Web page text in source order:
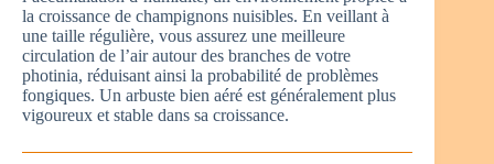
la croissance de champignons nuisibles. En veillant à
une taille régulière, vous assurez une meilleure
circulation de l’air autour des branches de votre
photinia, réduisant ainsi la probabilité de problèmes
fongiques. Un arbuste bien aéré est généralement plus
vigoureux et stable dans sa croissance.